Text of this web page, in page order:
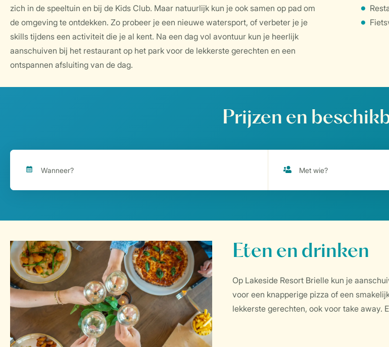
zich in de speeltuin en bij de Kids Club. Maar natuurlijk kun je ook samen op pad om
de omgeving te ontdekken. Zo probeer je een nieuwe watersport, of verbeter je je
skills tijdens een activiteit die je al kent. Na een dag vol avontuur kun je heerlijk
aanschuiven bij het restaurant op het park voor de lekkerste gerechten en een
ontspannen afsluiting van de dag.
Prijzen en
Eten en drinken
Op Lakeside Resort Brielle kun je
voor een knapperige pizza of een
lekkerste gerechten, ook voor take away.